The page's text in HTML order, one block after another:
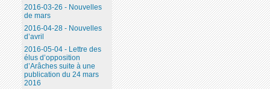
2016-03-26 - Nouvelles
de mars
2016-04-28 - Nouvelles
d’avril
2016-05-04 - Lettre des
élus d’opposition
d’Arâches suite à une
publication du 24 mars
2016